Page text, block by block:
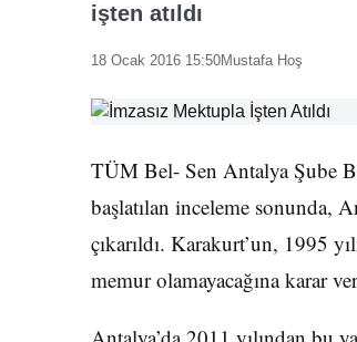
işten atıldı
18 Ocak 2016 15:50Mustafa Hoş
TÜM Bel- Sen Antalya Şube
başlatılan inceleme sonunda,
çıkarıldı. Karakurt’un, 1995
memur olamayacağına karar